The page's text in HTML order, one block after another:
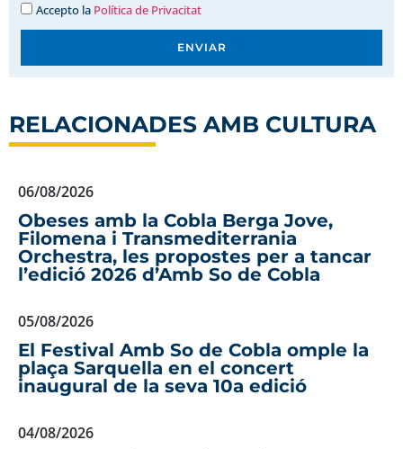
Accepto la Política de Privacitat
ENVIAR
RELACIONADES AMB CULTURA
06/08/2026
Obeses amb la Cobla Berga Jove,
Filomena i Transmediterrania
Orchestra, les propostes per a tancar
l’edició 2026 d’Amb So de Cobla
05/08/2026
El Festival Amb So de Cobla omple la
plaça Sarquella en el concert
inaugural de la seva 10a edició
04/08/2026